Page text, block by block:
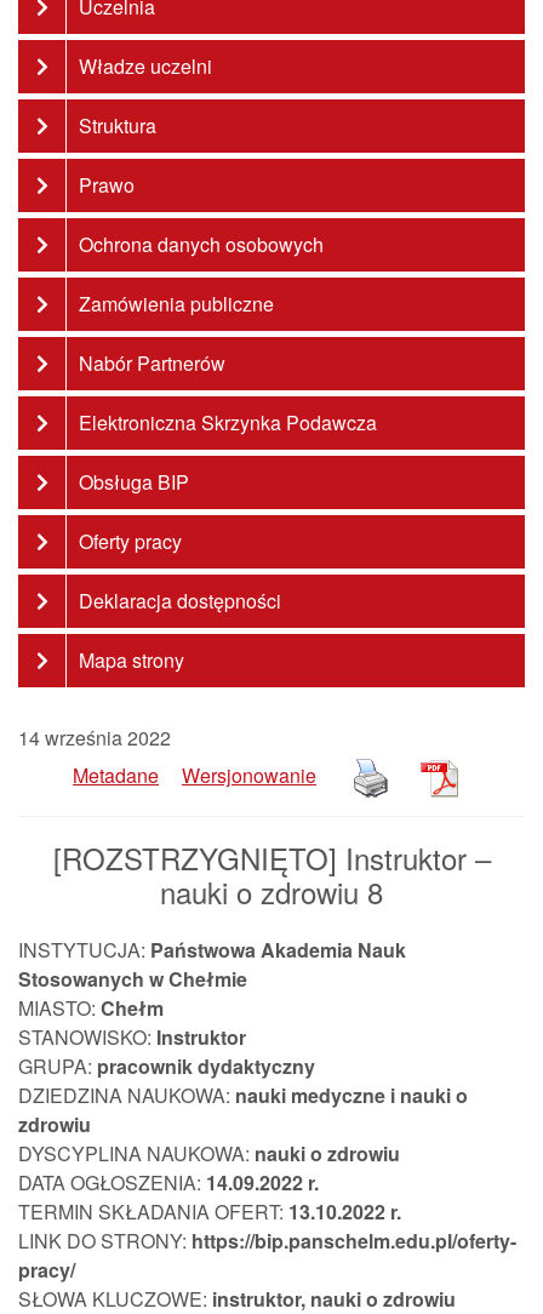
Uczelnia
Władze uczelni
Struktura
Prawo
Ochrona danych osobowych
Zamówienia publiczne
Nabór Partnerów
Elektroniczna Skrzynka Podawcza
Obsługa BIP
Oferty pracy
Deklaracja dostępności
Mapa strony
14 września 2022
Metadane
Wersjonowanie
[ROZSTRZYGNIĘTO] Instruktor –
nauki o zdrowiu 8
INSTYTUCJA: Państwowa Akademia Nauk
Stosowanych w Chełmie
MIASTO: Chełm
STANOWISKO: Instruktor
GRUPA: pracownikdydaktyczny
DZIEDZINA NAUKOWA: nauki medyczne i nauki o
zdrowiu
DYSCYPLINA NAUKOWA: nauki o zdrowiu
DATA OGŁOSZENIA: 14.09.2022 r.
TERMIN SKŁADANIA OFERT: 13.10.2022 r.
LINK DO STRONY: https://bip.panschelm.edu.pl/oferty-
pracy/
SŁOWA KLUCZOWE: instruktor, nauki o zdrowiu